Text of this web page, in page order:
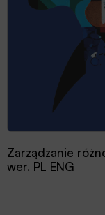
Zarządzanie
wer. PL ENG